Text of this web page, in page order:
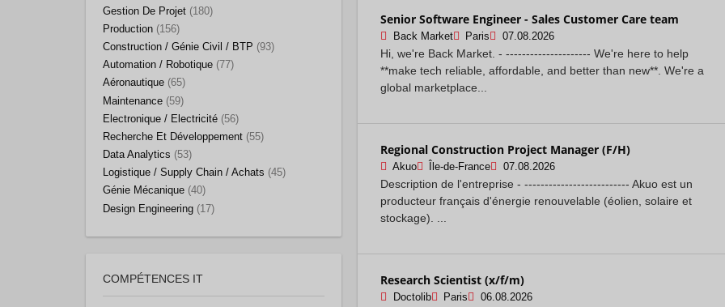
Senior Software Engineer - Sales Customer Care team
Back Market Paris 07.08.2026
Hi, we're Back Market. - --------------------- We're here to help
**make tech reliable, affordable, and better than new**. We're a
global marketplace...
Regional Construction Project Manager (F/H)
Akuo Île-de-France 07.08.2026
Description de l'entreprise - -------------------------- Akuo est un
producteur français d'énergie renouvelable (éolien, solaire et
stockage). ...
Research Scientist (x/f/m)
Doctolib Paris 06.08.2026
Gestion De Projet (180)
Production (156)
Construction / Génie Civil / BTP (93)
Automation / Robotique (77)
Aéronautique (65)
Maintenance (59)
Electronique / Electricité (56)
Recherche Et Développement (55)
Data Analytics (53)
Logistique / Supply Chain / Achats (45)
Génie Mécanique (40)
Design Engineering (17)
COMPÉTENCES IT